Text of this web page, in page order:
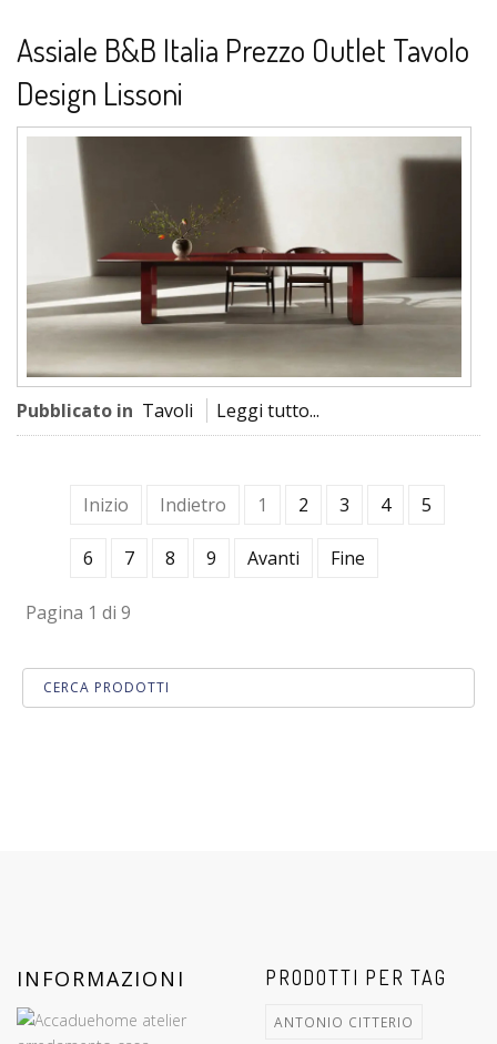
Assiale B&B Italia Prezzo Outlet Tavolo
Design Lissoni
Pubblicato in Tavoli Leggi tutto...
Inizio Indietro 1 2 3 4 5
6 7 8 9 Avanti Fine
Pagina 1 di 9
INFORMAZIONI PRODOTTI PER TAG
ANTONIO CITTERIO